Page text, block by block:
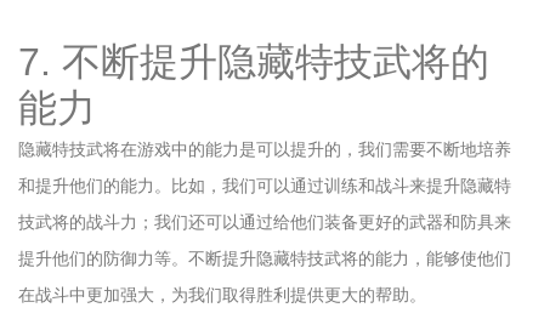
7. 不断提升隐藏特技武将的
能力
隐藏特技武将在游戏中的能力是可以提升的，我们需要不断地培养
和提升他们的能力。比如，我们可以通过训练和战斗来提升隐藏特
技武将的战斗力；我们还可以通过给他们装备更好的武器和防具来
提升他们的防御力等。不断提升隐藏特技武将的能力，能够使他们
在战斗中更加强大，为我们取得胜利提供更大的帮助。